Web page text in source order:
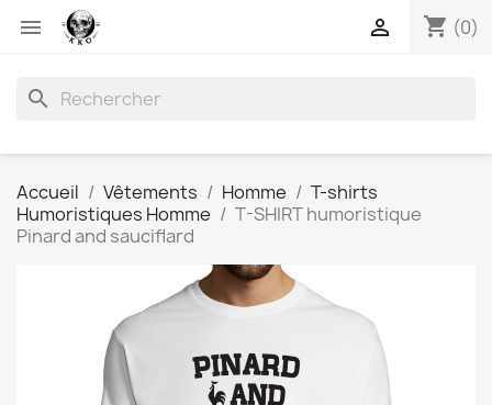
 shopping_cart (0)

search
Accueil Vêtements Homme
T-shirts
Humoristiques Homme
T-SHIRT humoristique
Pinard and sauciflard